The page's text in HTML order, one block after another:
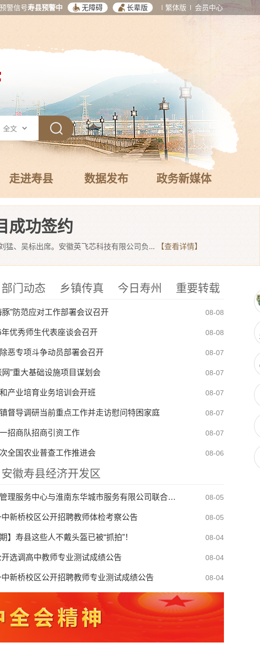
警信号寿县预警中 无障碍 长辈版 繁体版 会员中心
走进寿县 数据发布 政务新媒体
成功签约
猛、吴标出席。安徽英飞芯科技有限公司负... 【查看详情】
部门动态 乡镇传真 今日寿州 重要转载
豚”防范应对工作部署会议召开 08-08
优秀师生代表座谈会召开 08-08
恶专项斗争动员部署会召开 08-07
网”重大基础设施项目谋划会 08-07
产业培育业务培训会开班 08-07
督导调研当前重点工作并走访慰问特困家庭 08-07
招商队招商引资工作 08-07
全国农业普查工作推进会 08-06
安徽寿县经济开发区
领导干部接访安排表 07-31
挥部关于启动防汛防台风四级应急响应的通知 08-08
楼外加电梯处置（二次）谈判公告
寿县机关事务管理服务中心与淮南东华城市服务有限公司联合公开招聘物业服务工作人员公告 08-05
新桥校区公开招聘教师体检考察公告 08-05
】寿县这些人不戴头盔已被“抓拍”！ 08-04
选调高中教师专业测试成绩公告 08-04
新桥校区公开招聘教师专业测试成绩公告 08-04
县第三届青歌赛决赛公告 08-03
珠泉、淮南王墓景点门票听证会有关事项公告